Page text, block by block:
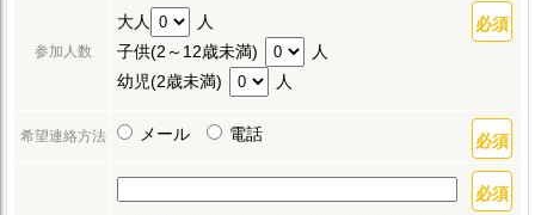
参加人数
大人
人
子供(2～12歳未満)
人
幼児(2歳未満)
人
希望連絡方法 メール 電話